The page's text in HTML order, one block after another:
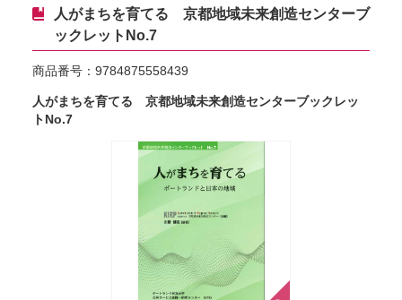
人がまちを育てる 京都地域未来創造センターブ
ックレットNo.7
商品番号： 9784875558439
人がまちを育てる 京都地域未来創造センターブックレッ
トNo.7